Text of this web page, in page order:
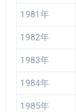
1981年
1982年
1983年
1984年
1985年